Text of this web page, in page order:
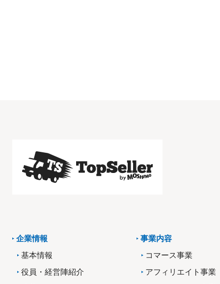
企業情報
基本情報
役員・経営陣紹介
事業内容
コマース事業
アフィリエイト事業